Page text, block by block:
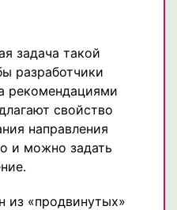
задача такой
разработчики
рекомендациями
свойство
направления
и можно задать
из «продвинутых»